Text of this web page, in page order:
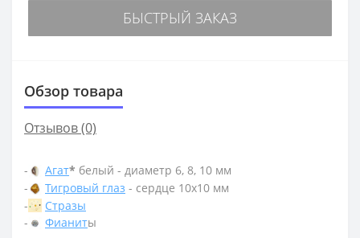
БЫСТРЫЙ ЗАКАЗ
Обзор товара
Отзывов (0)
- Агат* белый - диаметр 6, 8, 10 мм
-
Тигровый глаз - сердце 10х10 мм
-
Стразы
-
Фианиты